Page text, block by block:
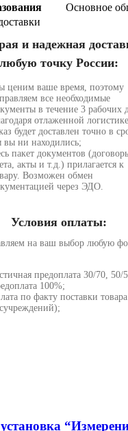
Основное
и надежная
любую точку России:
ценим ваше время, поэтому
все необходимые
в течение 3 рабочих
отлаженной
будет доставлен точно в
вы ни находились;
пакет документов
акты и т.д.) прилагается к
Возможен обмен
через ЭДО.
Условия оплаты:
на ваш выбор любую
предоплата 30/70, 50/
100%;
по факту поставки